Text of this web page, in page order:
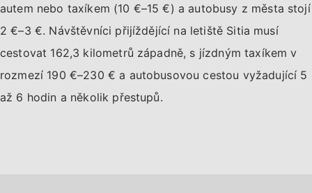
autem nebo taxíkem (10 €–15 €) a autobusy z města stojí
2 €–3 €. Návštěvníci přijíždějící na letiště Sitia musí
cestovat 162,3 kilometrů západně, s jízdným taxíkem v
rozmezí 190 €–230 € a autobusovou cestou vyžadující 5
až 6 hodin a několik přestupů.